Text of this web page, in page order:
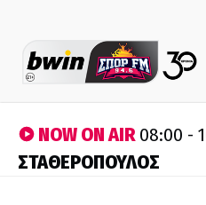
NOW ON AIR08:00 -
ΣΤΑΘΕΡΟΠΟΥΛΟΣ